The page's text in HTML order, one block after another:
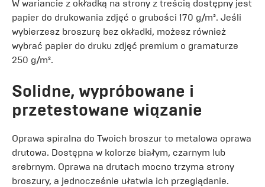
W wariancie z okładką na strony z treścią dostępny jest
papier do drukowania zdjęć o grubości 170 g/m². Jeśli
wybierzesz broszurę bez okładki, możesz również
wybrać papier do druku zdjęć premium o gramaturze
250 g/m².
Solidne, wypróbowane i
przetestowane wiązanie
Oprawa spiralna do Twoich broszur to metalowa oprawa
drutowa. Dostępna w kolorze białym, czarnym lub
srebrnym. Oprawa na drutach mocno trzyma strony
broszury, a jednocześnie ułatwia ich przeglądanie.